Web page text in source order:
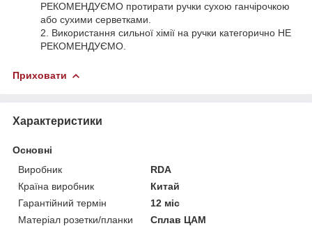
РЕКОМЕНДУЄМО протирати ручки сухою ганчірочкою
або сухими серветками.
2. Використання сильної хімії на ручки категорично НЕ
РЕКОМЕНДУЄМО.
Приховати
Характеристики
Основні
Виробник
RDA
Країна виробник
Китай
Гарантійний термін
12 міс
Матеріал розетки/планки
Сплав ЦАМ